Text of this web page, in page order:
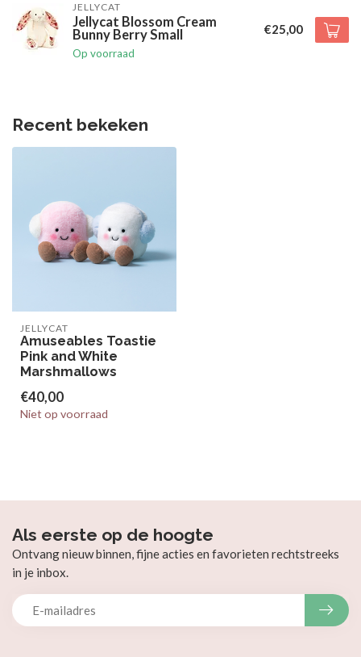
JELLYCAT
Jellycat Blossom Cream
Bunny Berry Small
Op voorraad
€25,00
Recent bekeken
JELLYCAT
Amuseables Toastie
Pink and White
Marshmallows
€40,00
Niet op voorraad
Als eerste op de hoogte
Ontvang nieuw binnen, fijne acties en favorieten rechtstreeks
in je inbox.